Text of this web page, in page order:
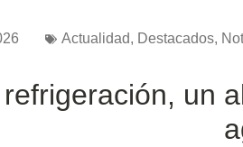
Actualidad, Destacados,
un